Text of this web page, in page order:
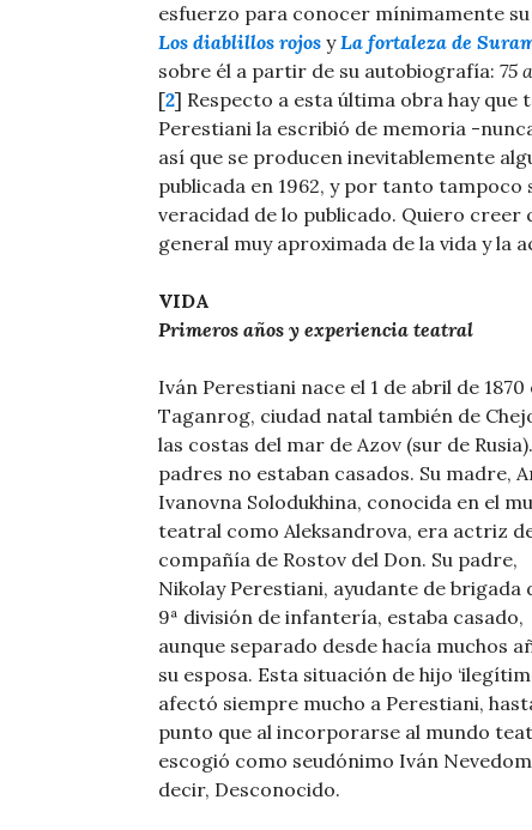
esfuerzo para conocer mínimamente
Los diablillos rojos yLa fortaleza de
sobre él a partir de su autobiografía: 75
[2] Respecto a esta última obra hay que
Perestiani la escribió de memoria -
así que se producen inevitablemente
publicada en 1962, y por tanto
veracidad de lo publicado. Quiero creer
general muy aproximada de la vida y la
VIDA
Primeros años y experiencia teatral
Iván Perestiani nace el 1 de abril de 1870
Taganrog, ciudad natal también de
las costas del mar de Azov (sur de
padres no estaban casados. Su madre,
Ivanovna Solodukhina, conocida en el
teatral como Aleksandrova, era actriz
compañía de Rostov del Don. Su padre,
Nikolay Perestiani, ayudante de brigada
9ª división de infantería, estaba casado,
aunque separado desde hacía muchos
su esposa. Esta situación de hijo
afectó siempre mucho a Perestiani,
punto que al incorporarse al mundo
escogió como seudónimo Iván
decir, Desconocido.